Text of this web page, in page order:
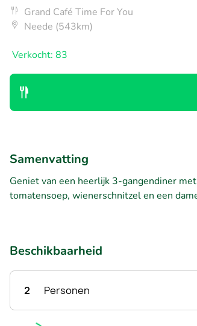
Grand Café Time For You
Neede (543km)
Verkocht: 83
Samenvatting
Geniet van een heerlijk 3-gangendiner
tomatensoep, wienerschnitzel en een
Beschikbaarheid
2 Personen